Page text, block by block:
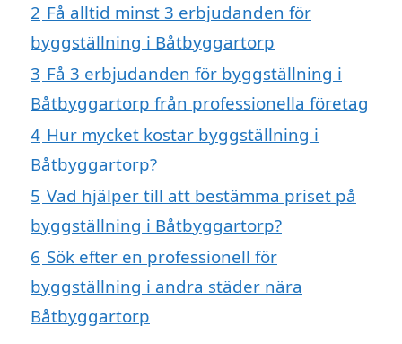
2 Få alltid minst 3 erbjudanden för
byggställning i Båtbyggartorp
3 Få 3 erbjudanden för byggställning i
Båtbyggartorp från professionella företag
4 Hur mycket kostar byggställning i
Båtbyggartorp?
5 Vad hjälper till att bestämma priset på
byggställning i Båtbyggartorp?
6 Sök efter en professionell för
byggställning i andra städer nära
Båtbyggartorp